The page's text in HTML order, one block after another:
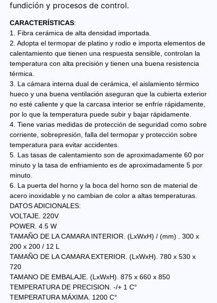
fundición y procesos de control.
CARACTERÍSTICAS:
1. Fibra cerámica de alta densidad importada.
2. Adopta el termopar de platino y rodio e importa elementos de
calentamiento que tienen una respuesta sensible, controlan la
temperatura con alta precisión y tienen una buena resistencia
térmica.
3. La cámara interna dual de cerámica, el aislamiento térmico
hueco y una buena ventilación aseguran que la cubierta exterior
no esté caliente y que la carcasa interior se enfríe rápidamente,
por lo que la temperatura puede subir y bajar rápidamente.
4. Tiene varias medidas de protección de seguridad como sobre
corriente, sobrepresión, falla del termopar y protección sobre
temperatura para evitar accidentes.
5. Las tasas de calentamiento son de aproximadamente 60 por
minuto y la tasa de enfriamiento es de aproximadamente 5 por
minuto.
6. La puerta del horno y la boca del horno son de material de
acero inoxidable y no cambian de color a altas temperaturas.
DATOS ADICIONALES:
VOLTAJE. 220V
POWER. 4.5 W
TAMAÑO DE LA CAMARA INTERIOR. (LxWxH) / (mm) . 300 x
200 x 200 / 12 L
TAMAÑO DE LA CAMARA EXTERIOR. (LxWxH). 780 x 530 x
720
TAMANO DE EMBALAJE. (LxWxH). 875 x 660 x 850
TEMPERATURA DE PRECISION. -/+ 1 C°
TEMPERATURA MÁXIMA. 1200 C°